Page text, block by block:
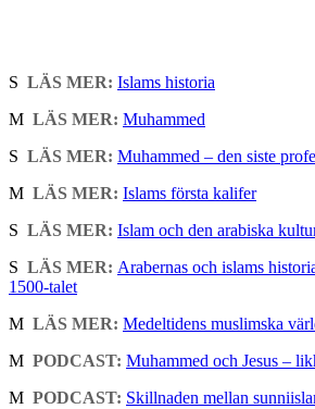
S LÄS MER: Islams historia
M LÄS MER: Muhammed
S LÄS MER: Muhammed – den siste
M LÄS MER: Islams första kalifer
S LÄS MER: Islam och den arabiska
S LÄS MER: Arabernas och islams
1500-talet
M LÄS MER: Medeltidens muslimska
M PODCAST: Muhammed och Jesus –
M PODCAST: Skillnaden mellan